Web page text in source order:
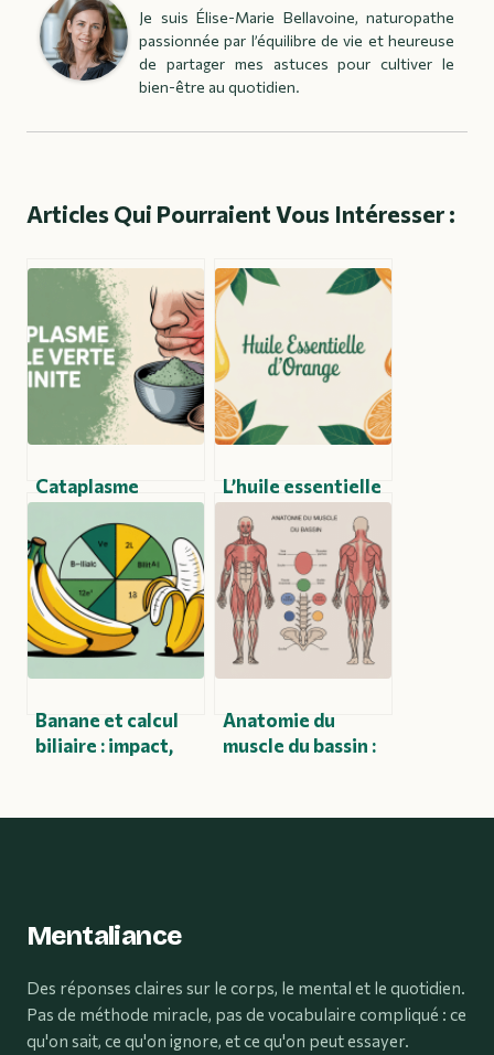
Je suis Élise-Marie Bellavoine, naturopathe
passionnée par l’équilibre de vie et heureuse
de partager mes astuces pour cultiver le
bien-être au quotidien.
Articles Qui Pourraient Vous Intéresser :
Cataplasme
tendinite : mode
d’emploi,
efficacité et
conseils
L’huile essentielle
d’orange : usages,
bienfaits et
précautions pour
une utilisation
éclairée
Banane et calcul
biliaire : impact,
Anatomie du
muscle du bassin :
clés
Mentaliance
Des réponses claires sur le corps, le mental et le quotidien.
Pas de méthode miracle, pas de vocabulaire compliqué : ce
qu'on sait, ce qu'on ignore, et ce qu'on peut essayer.